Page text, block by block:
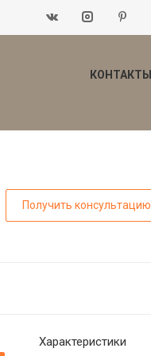
КОНТАКТЫ
Получить консультацию
Характеристики